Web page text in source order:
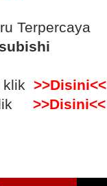
Terpercaya
klik>>Disini<<
Klik>>Disini<<